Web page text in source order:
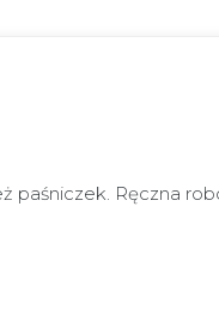
Ręczna